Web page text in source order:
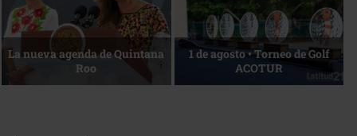
Reconocimiento de viajeros La esencia del servicio